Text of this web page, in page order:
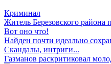
Криминал
Житель Березовского района
Вот оно что!
Найден почти идеально
Скандалы, интриги...
Газманов раскритиковал